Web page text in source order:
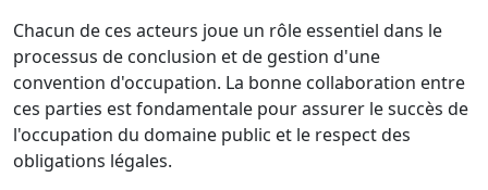
Chacun de ces acteurs joue un rôle essentiel dans le
processus de conclusion et de gestion d'une
convention d'occupation. La bonne collaboration entre
ces parties est fondamentale pour assurer le succès de
l'occupation du domaine public et le respect des
obligations légales.